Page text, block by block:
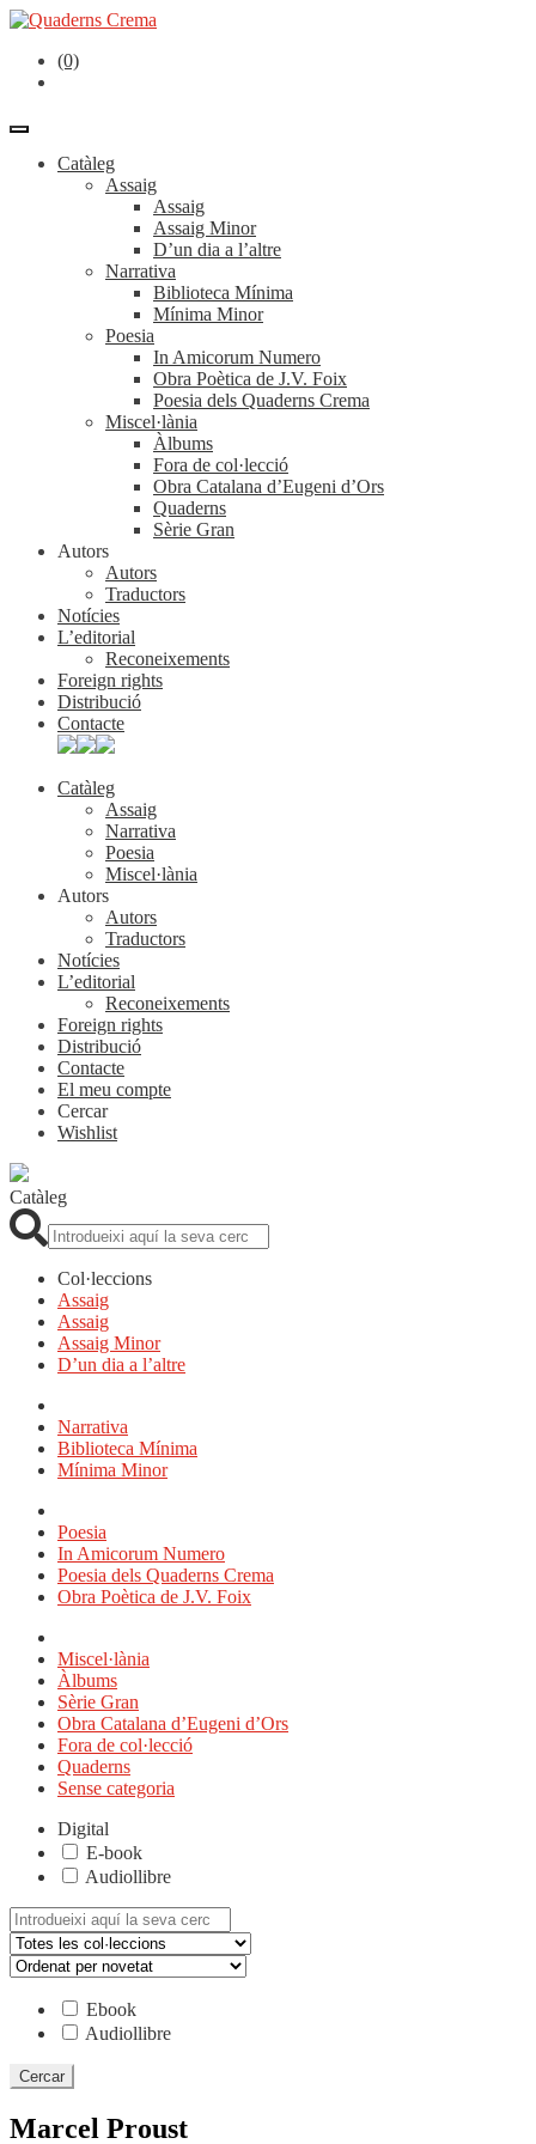
(0)
Catàleg
Assaig
Assaig
Assaig Minor
D’un dia a l’altre
Narrativa
Biblioteca Mínima
Mínima Minor
Poesia
In Amicorum Numero
Obra Poètica de J.V. Foix
Poesia dels Quaderns Crema
Miscel·lània
Àlbums
Fora de col·lecció
Obra Catalana d’Eugeni d’Ors
Quaderns
Sèrie Gran
Autors
Autors
Traductors
Notícies
L’editorial
Reconeixements
Foreign rights
Distribució
Contacte
Catàleg
Assaig
Narrativa
Poesia
Miscel·lània
Autors
Autors
Traductors
Notícies
L’editorial
Reconeixements
Foreign rights
Distribució
Contacte
El meu compte
Cercar
Wishlist
Catàleg
Col·leccions
Assaig
Assaig
Assaig Minor
D’un dia a l’altre
Narrativa
Biblioteca Mínima
Mínima Minor
Poesia
In Amicorum Numero
Poesia dels Quaderns Crema
Obra Poètica de J.V. Foix
Miscel·lània
Àlbums
Sèrie Gran
Obra Catalana d’Eugeni d’Ors
Fora de col·lecció
Quaderns
Sense categoria
Digital
E-book
Audiollibre
Cerca:
Ebook
Audiollibre
Marcel Proust